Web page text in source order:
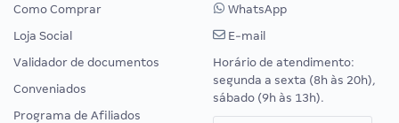
Como Comprar
Loja Social
Validador de documentos
Conveniados
Programa de Afiliados
WhatsApp
E-mail
Horário de atendimento:
segunda a sexta (8h às 20h),
sábado (9h às 13h).